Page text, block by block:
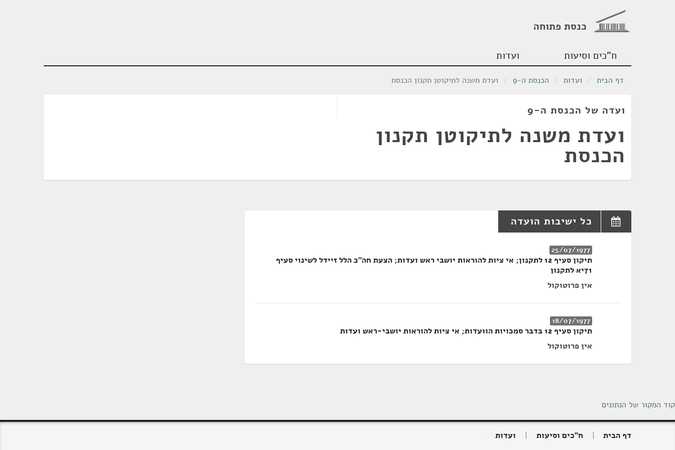
כנסת פתוחה
ח"כים וסיעות ועדות
דף הבית / ועדות / הכנסת ה-9 / ועדת משנה לתיקוטן תקנון הכנסת
ועדה של הכנסת ה-9
ועדת משנה לתיקוטן תקנון
הכנסת
כל ישיבות הועדה
25/07/1977
תיקון סעיף 12 לתקנון; אי ציות להוראות יושבי ראש ועדות; הצעת חה"כ הלל זיידל לשינוי סעיף
71יא לתקנון
אין פרוטוקול
18/07/1977
תיקון סעיף 12 בדבר סמכויות הוועדות; אי ציות להוראות יושבי-ראש ועדות
אין פרוטוקול
קוד המקור של הנתונים
דף הבית ח"כים וסיעות ועדות